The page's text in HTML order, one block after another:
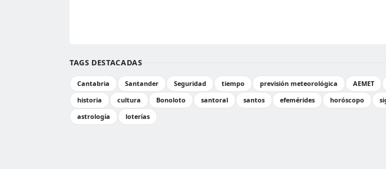
TAGS DESTACADAS
Cantabria Santander Seguridad tiempo previsión meteorológica AEMET
historia
cultura Bonoloto santoral santos efemérides horóscopo
astrología
loterías